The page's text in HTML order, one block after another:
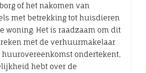
of het nakomen van
met betrekking tot huisdieren
woning. Het is raadzaam om dit
met de verhuurmakelaar
huurovereenkomst ondertekent,
hebt over de